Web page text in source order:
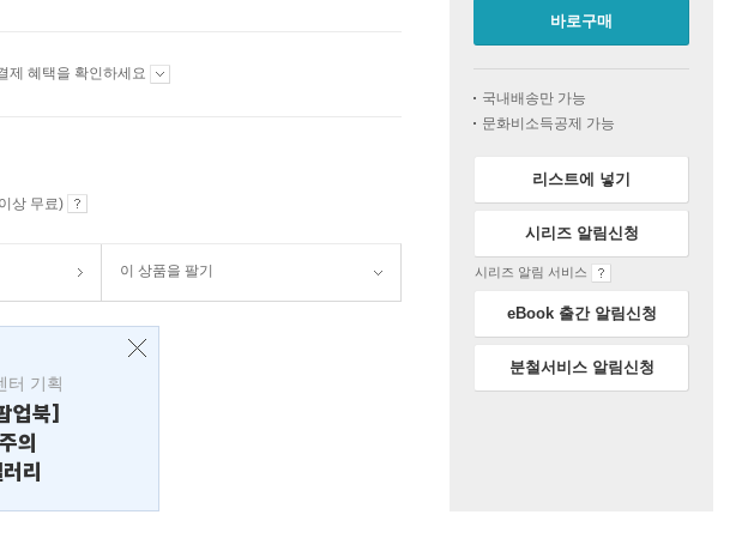
제 혜택을 확인하세요
상 무료)
이 상품을 팔기
터 기획
업북]
의
리
바로구매
국내배송만 가능
문화비소득공제 가능
리스트에 넣기
시리즈 알림신청
시리즈 알림 서비스
eBook 출간 알림신청
분철서비스 알림신청